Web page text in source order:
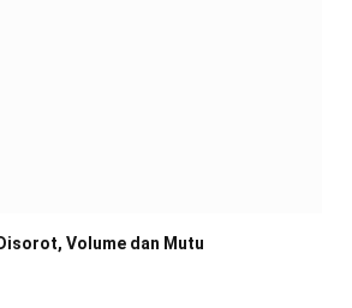
Volume dan Mutu